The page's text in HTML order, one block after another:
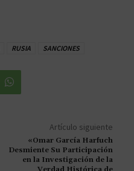
RUSIA SANCIONES
Artículo siguiente
«Omar García Harfuch
Desmiente Su Participación
en la Investigación de la